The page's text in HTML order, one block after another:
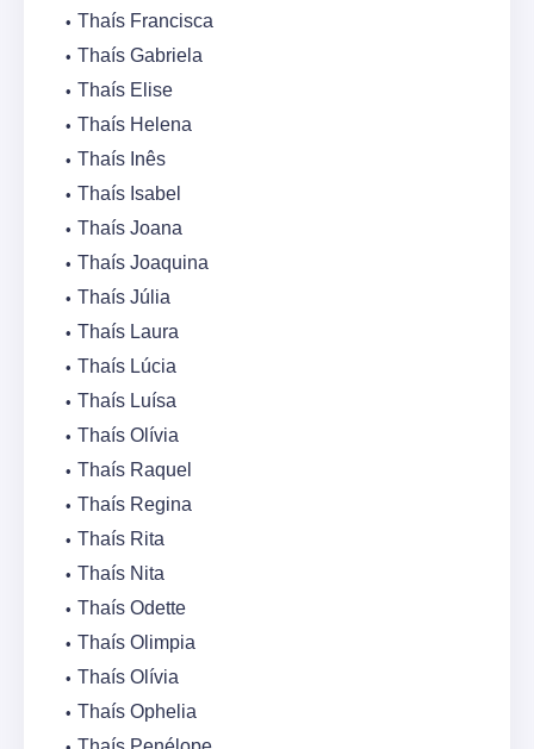
Thaís Francisca
Thaís Gabriela
Thaís Elise
Thaís Helena
Thaís Inês
Thaís Isabel
Thaís Joana
Thaís Joaquina
Thaís Júlia
Thaís Laura
Thaís Lúcia
Thaís Luísa
Thaís Olívia
Thaís Raquel
Thaís Regina
Thaís Rita
Thaís Nita
Thaís Odette
Thaís Olimpia
Thaís Olívia
Thaís Ophelia